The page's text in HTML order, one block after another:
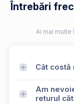
Întrebări
Ai mai multe
Cât costă
Am
returul